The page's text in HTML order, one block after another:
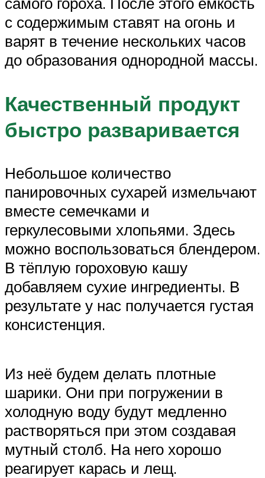
с содержимым ставят на огонь и
варят в течение нескольких часов
до образования однородной массы.
Качественный продукт
быстро разваривается
Небольшое количество
панировочных сухарей измельчают
вместе семечками и
геркулесовыми хлопьями. Здесь
можно воспользоваться блендером.
В тёплую гороховую кашу
добавляем сухие ингредиенты. В
результате у нас получается густая
консистенция.
Из неё будем делать плотные
шарики. Они при погружении в
холодную воду будут медленно
растворяться при этом создавая
мутный столб. На него хорошо
реагирует карась и лещ.